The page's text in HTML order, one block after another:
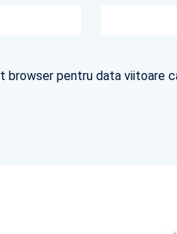
browser pentru data viitoare